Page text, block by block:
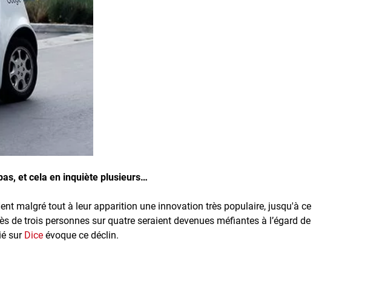
et cela en inquiète plusieurs…
malgré tout à leur apparition une innovation très populaire, jusqu'à ce
trois personnes sur quatre seraient devenues méfiantes à l’égard de
surDice évoque ce déclin.